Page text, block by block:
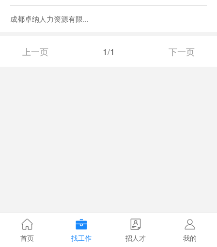
成都卓纳人力资源有限...
上一页 1/1 下一页
首页 找工作 招人才 我的